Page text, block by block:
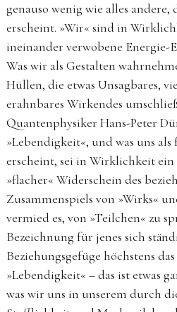
genauso wenig wie alles andere,
erscheint. »Wir« sind in
ineinander verwobene Energie-
Was wir als Gestalten
Hüllen, die etwas Unsagbares,
erahnbares Wirkendes
Quantenphysiker Hans-Peter
»Lebendigkeit«, und was uns
erscheint, sei in Wirklichkeit
»flacher« Widerschein des
Zusammenspiels von »Wirks«
vermied es, von »Teilchen« zu
Bezeichnung für jenes sich
Beziehungsgefüge höchstens
»Lebendigkeit« – das ist etwas
was wir uns in unserem durch